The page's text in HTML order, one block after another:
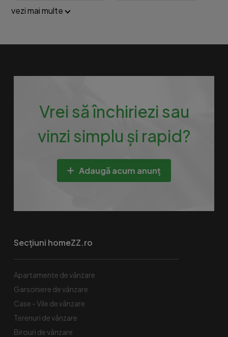
vezi mai multe
Vrei să închiriezi sau
vinzi simplu și rapid?
Adaugă acum anunț
Secțiuni homeZZ.ro
Apartamente de vânzare
Garsoniere de vânzare
Case - Vile de vânzare
Terenuri de vânzare
Birouri de vânzare